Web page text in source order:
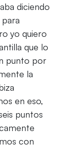
diciendo
yo quiero
que lo
punto por
la
en eso,
puntos
con